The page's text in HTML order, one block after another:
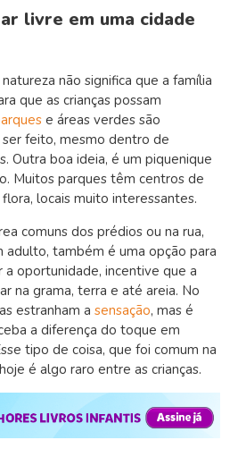
livre em uma cidade
não significa que a família
que as crianças possam
e áreas verdes são
feito, mesmo dentro de
Outra boa ideia, é um piquenique
Muitos parques têm centros de
locais muito interessantes.
comuns dos prédios ou na rua,
adulto, também é uma opção para
a oportunidade, incentive que a
na grama, terra e até areia. No
estranham a sensação, mas é
a diferença do toque em
tipo de coisa, que foi comum na
é algo raro entre as crianças.